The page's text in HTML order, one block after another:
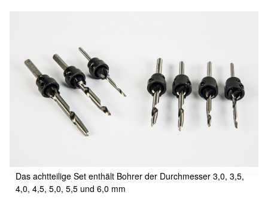
Das achtteilige Set enthält Bohrer der Durchmesser 3,0, 3,5,
4,0, 4,5, 5,0, 5,5 und 6,0 mm